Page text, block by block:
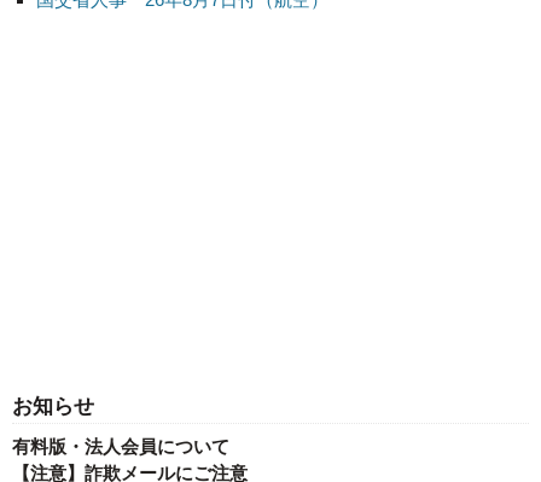
お知らせ
有料版・法人会員について
【注意】詐欺メールにご注意